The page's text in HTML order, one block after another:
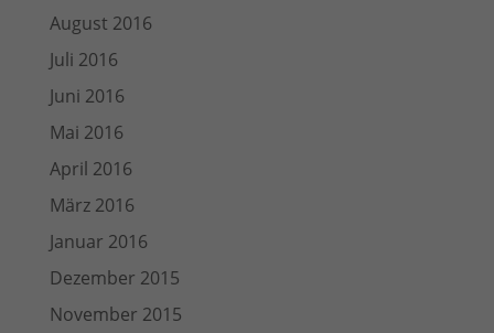
August 2016
Juli 2016
Juni 2016
Mai 2016
April 2016
März 2016
Januar 2016
Dezember 2015
November 2015